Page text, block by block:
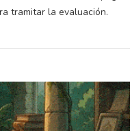
tramitar la evaluación.